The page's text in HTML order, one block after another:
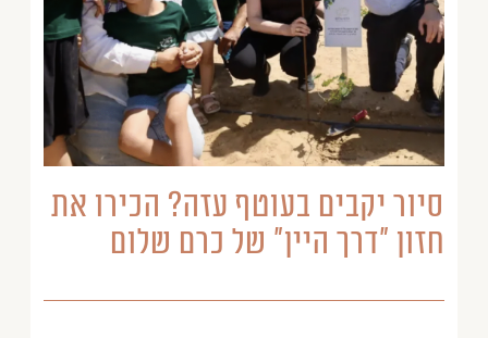
סיור יקבים בעוטף עזה? הכירו את
חזון “דרך היין” של כרם שלום